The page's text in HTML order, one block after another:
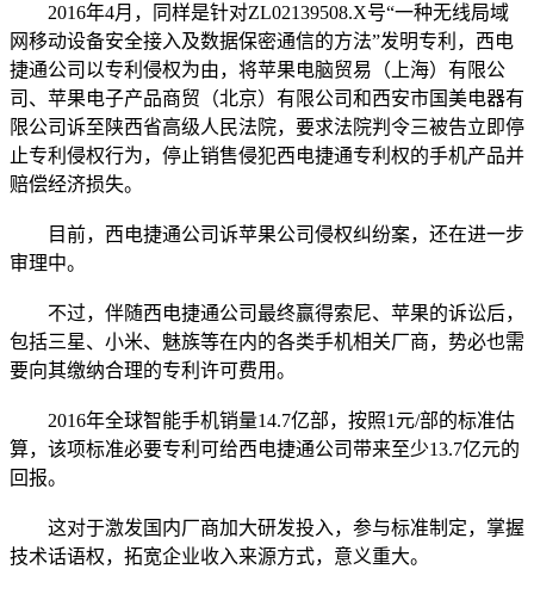
2016年4月，同样是针对ZL02139508.X号“一种无线局域
网移动设备安全接入及数据保密通信的方法”发明专利，西电
捷通公司以专利侵权为由，将苹果电脑贸易（上海）有限公
司、苹果电子产品商贸（北京）有限公司和西安市国美电器有
限公司诉至陕西省高级人民法院，要求法院判令三被告立即停
止专利侵权行为，停止销售侵犯西电捷通专利权的手机产品并
赔偿经济损失。
目前，西电捷通公司诉苹果公司侵权纠纷案，还在进一步
审理中。
不过，伴随西电捷通公司最终赢得索尼、苹果的诉讼后，
包括三星、小米、魅族等在内的各类手机相关厂商，势必也需
要向其缴纳合理的专利许可费用。
2016年全球智能手机销量14.7亿部，按照1元/部的标准估
算，该项标准必要专利可给西电捷通公司带来至少13.7亿元的
回报。
这对于激发国内厂商加大研发投入，参与标准制定，掌握
技术话语权，拓宽企业收入来源方式，意义重大。